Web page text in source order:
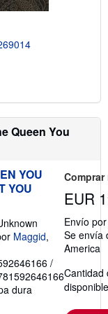
Queen You
YOU
YOU
Maggid,
/
dura
EUR
Envío
Se envía
America
Cantidad